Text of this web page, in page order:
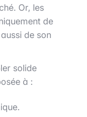
Or, les
de
de son
solide
à :